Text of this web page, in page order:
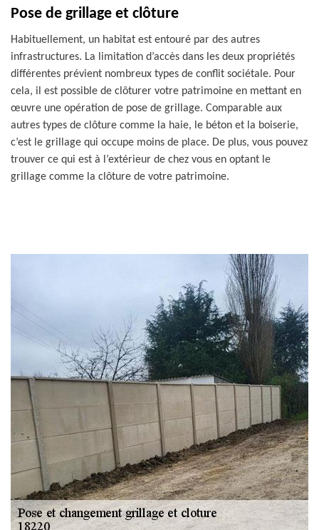
Pose de grillage et clôture
Habituellement, un habitat est entouré par des autres
infrastructures. La limitation d’accès dans les deux propriétés
différentes prévient nombreux types de conflit sociétale. Pour
cela, il est possible de clôturer votre patrimoine en mettant en
œuvre une opération de pose de grillage. Comparable aux
autres types de clôture comme la haie, le béton et la boiserie,
c’est le grillage qui occupe moins de place. De plus, vous pouvez
trouver ce qui est à l’extérieur de chez vous en optant le
grillage comme la clôture de votre patrimoine.